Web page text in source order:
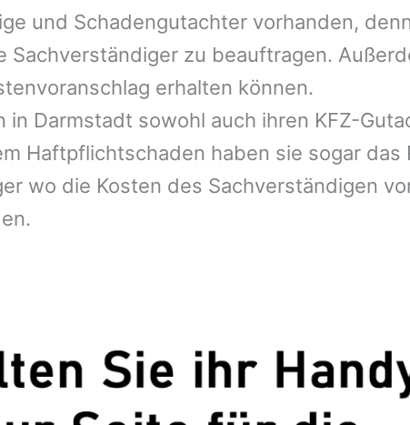
und Schadengutachter vorhanden,
zu beauftragen.
erhalten können.
Darmstadt sowohl auch ihren KFZ-
Haftpflichtschaden haben sie sogar das
wo die Kosten des Sachverständigen